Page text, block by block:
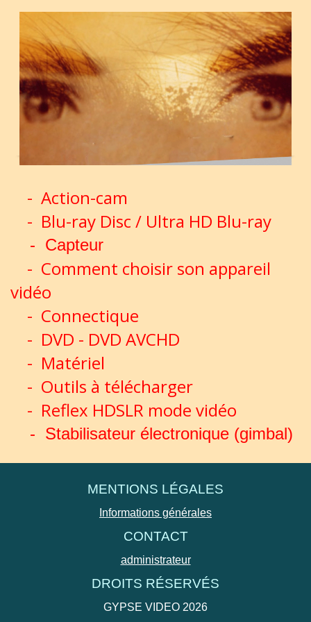
- Action-cam
- Blu-ray Disc / Ultra HD Blu-ray
- Capteur
- Comment choisir son appareil
vidéo
- Connectique
- DVD - DVD AVCHD
- Matériel
- Outils à télécharger
- Reflex HDSLR mode vidéo
- Stabilisateur électronique (gimbal)
MENTIONS LÉGALES
Informations générales
CONTACT
administrateur
DROITS RÉSERVÉS
GYPSE VIDEO 2026